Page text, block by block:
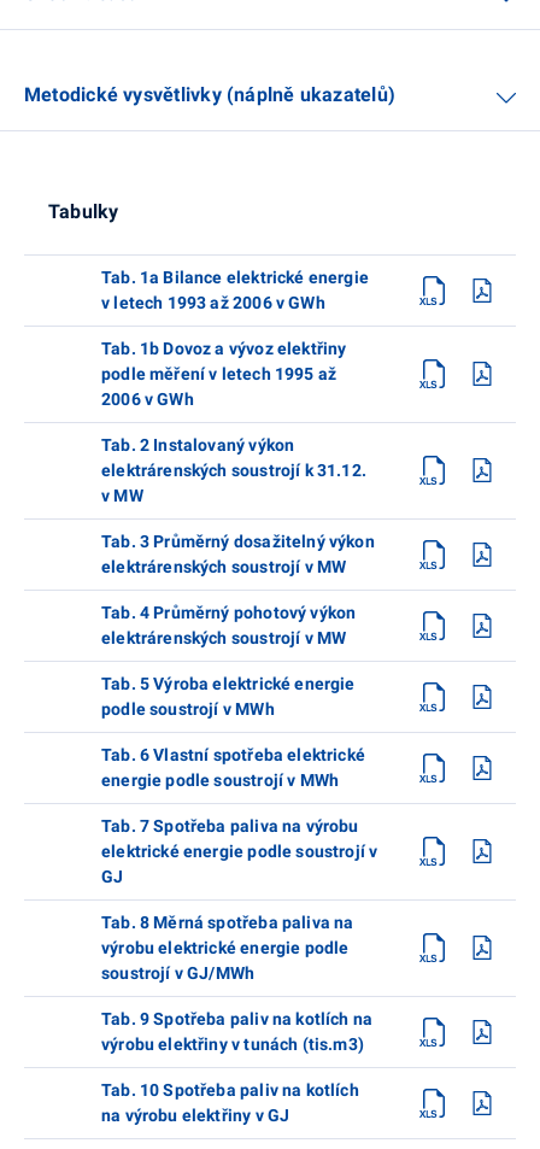
Metodické vysvětlivky (náplně ukazatelů)
Tabulky
Tab. 1a Bilance elektrické energie
v letech 1993 až 2006 v GWh
Tab. 1b Dovoz a vývoz elektřiny
podle měření v letech 1995 až
2006 v GWh
Tab. 2 Instalovaný výkon
elektrárenských soustrojí k 31.12.
v MW
Tab. 3 Průměrný dosažitelný výkon
elektrárenských soustrojí v MW
Tab. 4 Průměrný pohotový výkon
elektrárenských soustrojí v MW
Tab. 5 Výroba elektrické energie
podle soustrojí v MWh
Tab. 6 Vlastní spotřeba elektrické
energie podle soustrojí v MWh
Tab. 7 Spotřeba paliva na výrobu
elektrické energie podle soustrojí v
GJ
Tab. 8 Měrná spotřeba paliva na
výrobu elektrické energie podle
soustrojí v GJ/MWh
Tab. 9 Spotřeba paliv na kotlích na
výrobu elektřiny v tunách (tis.m3)
Tab. 10 Spotřeba paliv na kotlích
na výrobu elektřiny v GJ